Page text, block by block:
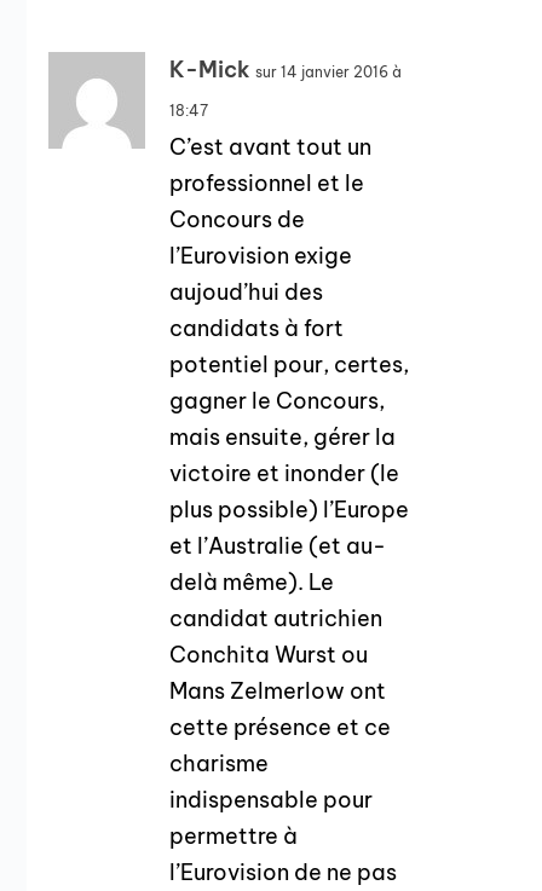
K-Mick sur 14 janvier 2016 à
18:47
C’est avant tout un
professionnel et le
Concours de
l’Eurovision exige
aujoud’hui des
candidats à fort
potentiel pour, certes,
gagner le Concours,
mais ensuite, gérer la
victoire et inonder (le
plus possible) l’Europe
et l’Australie (et au-
delà même). Le
candidat autrichien
Conchita Wurst ou
Mans Zelmerlow ont
cette présence et ce
charisme
indispensable pour
permettre à
l’Eurovision de ne pas